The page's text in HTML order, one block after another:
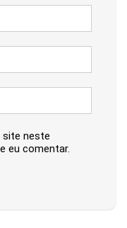
site neste
eu comentar.